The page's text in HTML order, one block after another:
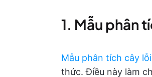
1. Mẫu phân
Mẫu phân tích cây
thức. Điều này làm